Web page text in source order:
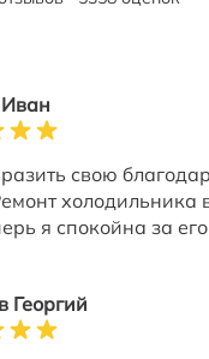
свою
холодильника
я спокойна за
Георгий